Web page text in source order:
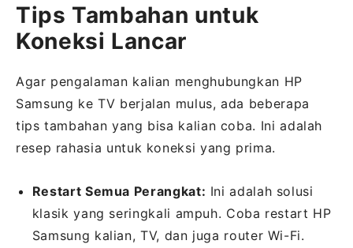
Tips Tambahan untuk
Koneksi Lancar
Agar pengalaman kalian menghubungkan HP
Samsung ke TV berjalan mulus, ada beberapa
tips tambahan yang bisa kalian coba. Ini adalah
resep rahasia untuk koneksi yang prima.
Restart Semua Perangkat: Ini adalah solusi
klasik yang seringkali ampuh. Coba restart HP
Samsung kalian, TV, dan juga router Wi-Fi.